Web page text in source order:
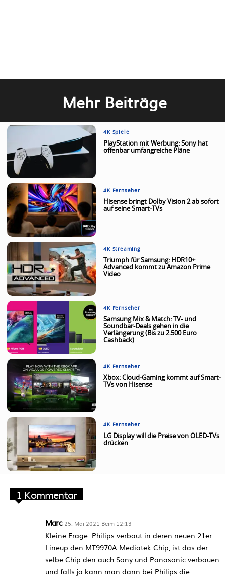
Mehr Beiträge
4K Spiele
PlayStation mit Werbung: Sony hat
offenbar umfangreiche Pläne
4K Fernseher
Hisense bringt Dolby Vision 2 ab sofort
auf seine Smart-TVs
4K Streaming
Triumph für Samsung: HDR10+
Advanced kommt zu Amazon Prime
Video
4K Fernseher
Samsung Mix & Match: TV- und
Soundbar-Deals gehen in die
Verlängerung (Bis zu 2.500 Euro
Cashback)
4K Fernseher
Xbox: Cloud-Gaming kommt auf Smart-
TVs von Hisense
4K Fernseher
LG Display will die Preise von OLED-TVs
drücken
1 Kommentar
Marc 25. Mai 2021 Beim 12:13
Kleine Frage: Philips verbaut in deren neuen 21er
Lineup den MT9970A Mediatek Chip, ist das der
selbe Chip den auch Sony und Panasonic verbauen
und falls ja kann man dann bei Philips die